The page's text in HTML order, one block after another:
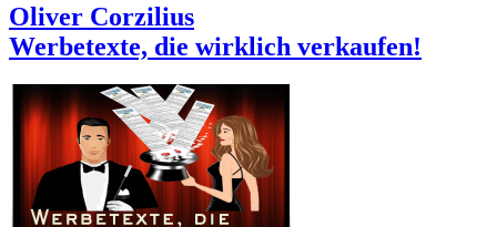
Oliver Corzilius
Werbetexte, die wirklich verkaufen!